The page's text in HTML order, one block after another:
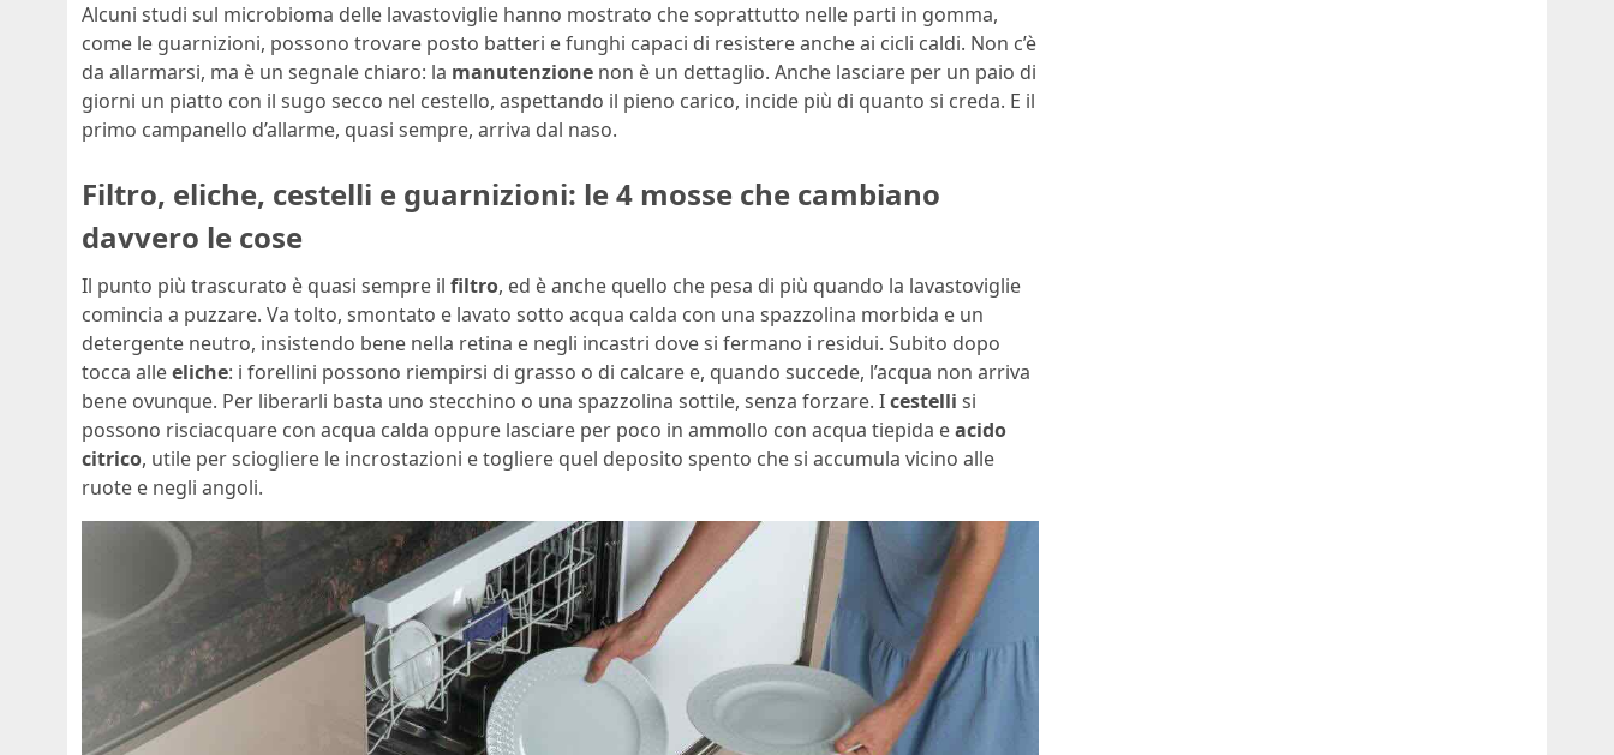
Alcuni studi sul microbioma delle lavastoviglie hanno mostrato che soprattutto nelle parti in gomma,
come le guarnizioni, possono trovare posto batteri e funghi capaci di resistere anche ai cicli caldi. Non c’è
da allarmarsi, ma è un segnale chiaro: la manutenzione non è un dettaglio. Anche lasciare per un paio di
giorni un piatto con il sugo secco nel cestello, aspettando il pieno carico, incide più di quanto si creda. E il
primo campanello d’allarme, quasi sempre, arriva dal naso.
Filtro, eliche, cestelli e guarnizioni: le 4 mosse che cambiano
davvero le cose
Il punto più trascurato è quasi sempre il filtro, ed è anche quello che pesa di più quando la lavastoviglie
comincia a puzzare. Va tolto, smontato e lavato sotto acqua calda con una spazzolina morbida e un
detergente neutro, insistendo bene nella retina e negli incastri dove si fermano i residui. Subito dopo
tocca alleeliche: i forellini possono riempirsi di grasso o di calcare e, quando succede, l’acqua non arriva
bene ovunque. Per liberarli basta uno stecchino o una spazzolina sottile, senza forzare. Icestelli si
possono risciacquare con acqua calda oppure lasciare per poco in ammollo con acqua tiepida eacido
citrico, utile per sciogliere le incrostazioni e togliere quel deposito spento che si accumula vicino alle
ruote e negli angoli.